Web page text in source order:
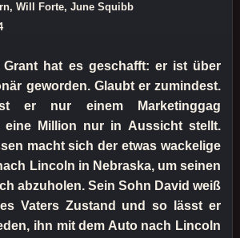
Will Forte, June Squibb
Grant hat es geschafft: er ist über
geworden. Glaubt er zumindest.
er nur einem Marketinggag
eine Million nur in Aussicht stellt.
macht sich der etwas wackelige
Lincoln in Nebraska, um seinen
abzuholen. Sein Sohn David weiß
Vaters Zustand und so lässt er
ihn mit dem Auto nach Lincoln